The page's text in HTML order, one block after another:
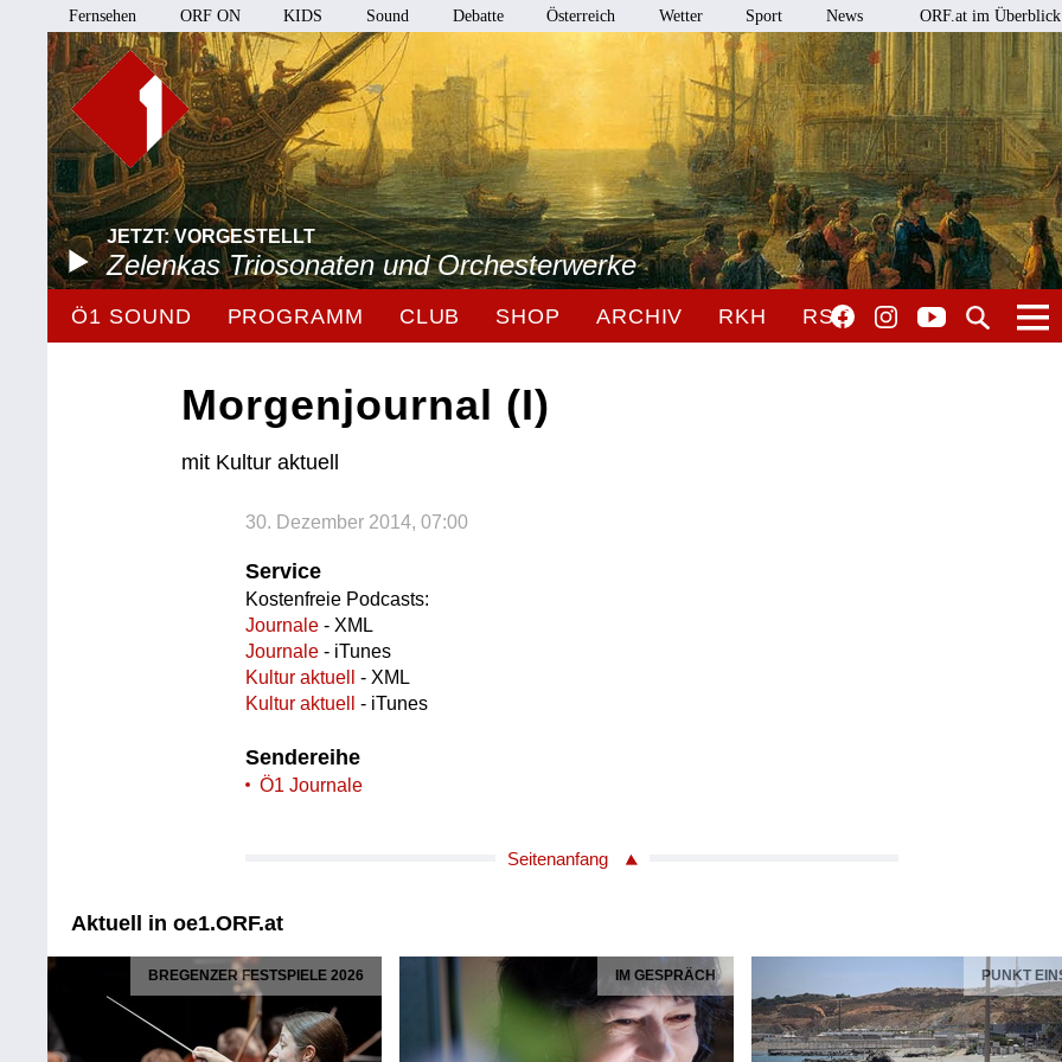
Fernsehen ORF ON KIDS Sound Debatte Österreich Wetter Sport News ORF.at im Überblick
JETZT: VORGESTELLT
Zelenkas Triosonaten und Orchesterwerke
Ö1 SOUND PROGRAMM CLUB SHOP ARCHIV RKH RSO
Morgenjournal (I)
mit Kultur aktuell
30. Dezember 2014, 07:00
Service
Kostenfreie Podcasts:
Journale - XML
Journale - iTunes
Kultur aktuell
- XML
Kultur aktuell
- iTunes
Sendereihe
Ö1 Journale
Seitenanfang
Aktuell in oe1.ORF.at
BREGENZER FESTSPIELE 2026 IM GESPRÄCH PUNKT